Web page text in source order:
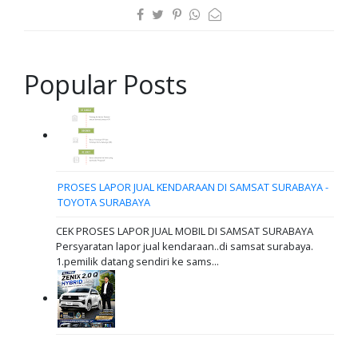
Popular Posts
PROSES LAPOR JUAL KENDARAAN DI SAMSAT SURABAYA -
TOYOTA SURABAYA
CEK PROSES LAPOR JUAL MOBIL DI SAMSAT SURABAYA
Persyaratan lapor jual kendaraan..di samsat surabaya.
1.pemilik datang sendiri ke sams...